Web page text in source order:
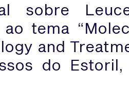
sobre
tema
and
do Estoril,